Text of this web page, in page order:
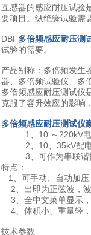
互感器的感应耐压试验
要项目。纵绝缘试验需
DBF多倍频感应耐压测
试验的需要。
产品别称：多倍频发生
器、多倍频试验仪、多
多倍频感应耐压测试仪
克服了容升效应的影响
多倍频感应耐压测试仪
1、10 ～220kV电
2、10、35kV配电变
3、可作为串联谐振
特点：
1、可手动、自动加压
2、出即为正弦波，
3、全中文菜单显示
4、体积小、重量轻
技术参数